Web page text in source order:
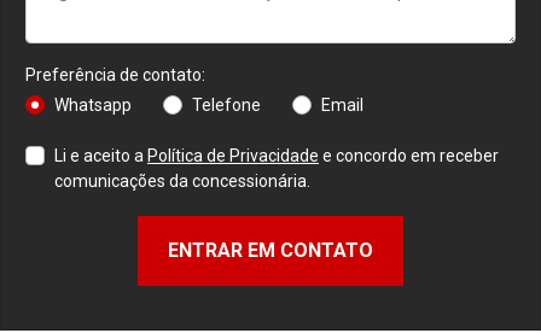
Preferência de contato:
Whatsapp
Telefone Email
Li e aceito a Política de Privacidade e concordo em receber
comunicações da concessionária.
ENTRAR EM CONTATO